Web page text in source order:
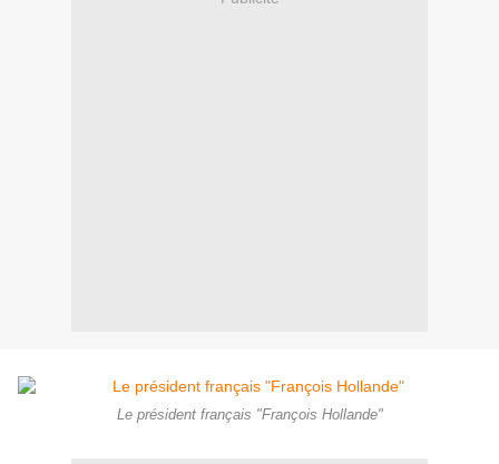
Le président français "François Hollande"